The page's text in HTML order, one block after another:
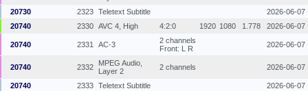
20730 2323 Teletext Subtitle
2026-06-07
20740
2330 AVC 4, High 4:2:0 1920 1080 1.778 2026-06-07
20740 2331 AC-3
2 channels
Front: L R
2026-06-07
20740 2332
MPEG Audio,
Layer 2
2 channels 2026-06-07
20740 2333 Teletext Subtitle 2026-06-07